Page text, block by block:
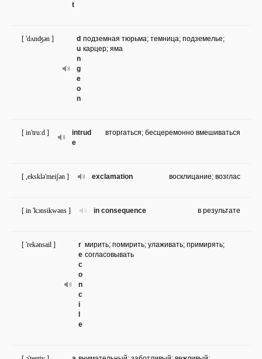
t
d
u
n
g
e
o
n
[ 'dʌnʤən ]
подземная тюрьма; темница; подземелье;
карцер; яма
intrud
e
[ in'tru:d ] вторгаться; бесцеремонно вмешиваться
exclamation
[ ,eksklə'meiʃən ] восклицание; возглас
in consequence
[ in 'kɔnsikwəns ] в результате
r
e
c
o
n
c
i
e
[ 'rekənsail ]
мирить; помирить; улаживать; примирять;
согласовывать